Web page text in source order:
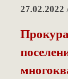
27.02.2022